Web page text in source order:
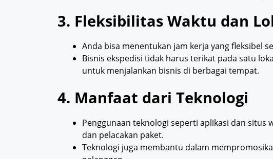
3. Fleksibilitas Waktu dan
Anda bisa menentukan jam kerja yang fleksibel
Bisnis ekspedisi tidak harus terikat pada satu
untuk menjalankan bisnis di berbagai tempat.
4. Manfaat dari Teknologi
Penggunaan teknologi seperti aplikasi dan
dan pelacakan paket.
Teknologi juga membantu dalam